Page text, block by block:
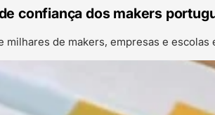
confiança dos makers
milhares de makers, empresas e escolas